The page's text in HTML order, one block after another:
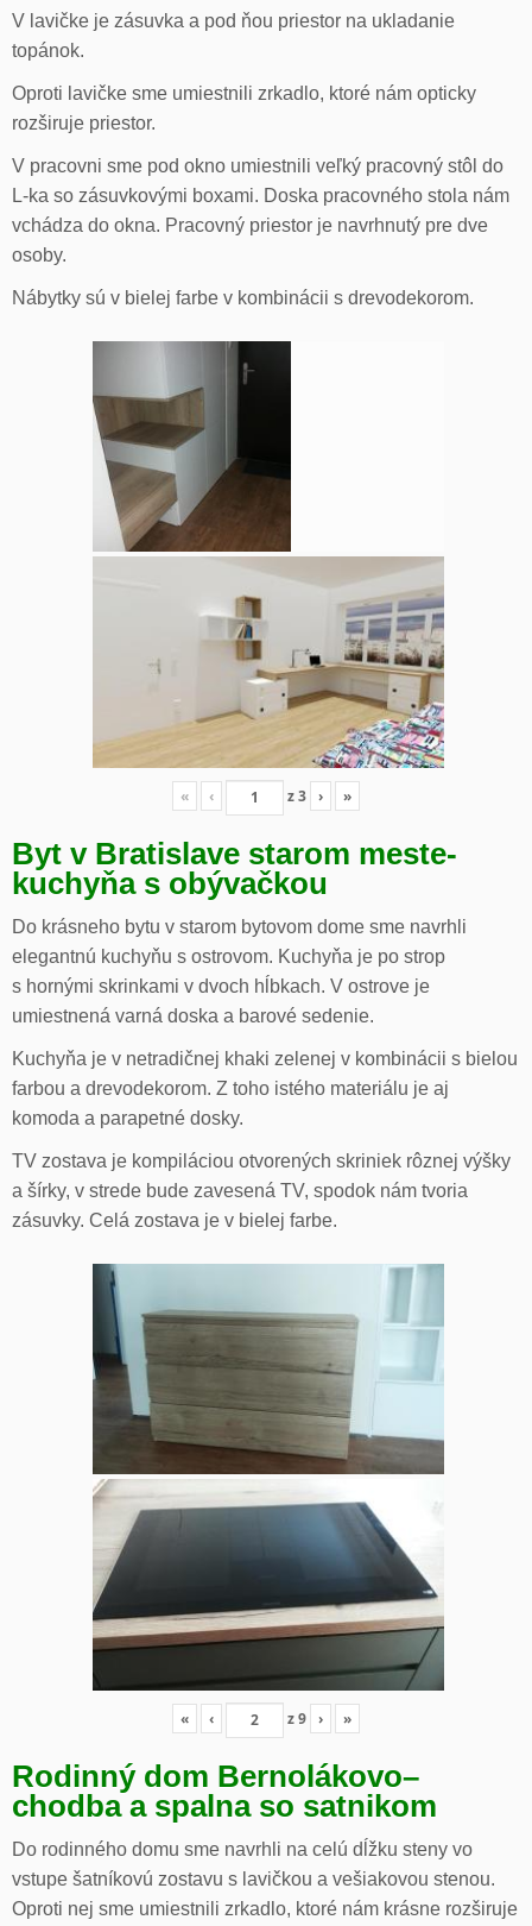
V lavičke je zásuvka a pod ňou priestor na ukladanie
topánok.
Oproti lavičke sme umiestnili zrkadlo, ktoré nám opticky
rozširuje priestor.
V pracovni sme pod okno umiestnili veľký pracovný stôl do
L-ka so zásuvkovými boxami. Doska pracovného stola nám
vchádza do okna. Pracovný priestor je navrhnutý pre dve
osoby.
Nábytky sú v bielej farbe v kombinácii s drevodekorom.
« ‹ z3 › »
Byt v Bratislave starom meste-
kuchyňa s obývačkou
Do krásneho bytu v starom bytovom dome sme navrhli
elegantnú kuchyňu s ostrovom. Kuchyňa je po strop
s hornými skrinkami v dvoch hĺbkach. V ostrove je
umiestnená varná doska a barové sedenie.
Kuchyňa je v netradičnej khaki zelenej v kombinácii s bielou
farbou a drevodekorom. Z toho istého materiálu je aj
komoda a parapetné dosky.
TV zostava je kompiláciou otvorených skriniek rôznej výšky
a šírky, v strede bude zavesená TV, spodok nám tvoria
zásuvky. Celá zostava je v bielej farbe.
« ‹ z9 › »
Rodinný dom Bernolákovo–
chodba a spalna so satnikom
Do rodinného domu sme navrhli na celú dĺžku steny vo
vstupe šatníkovú zostavu s lavičkou a vešiakovou stenou.
Oproti nej sme umiestnili zrkadlo, ktoré nám krásne rozširuje